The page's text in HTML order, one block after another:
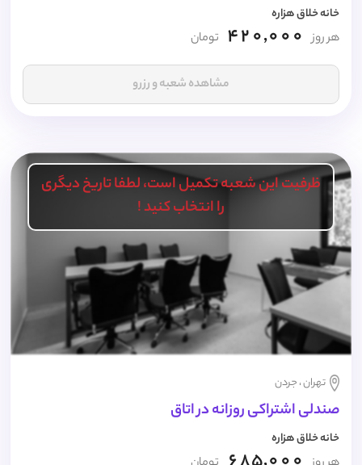
خانه خلاق هزاره
هر روز 420,000 تومان
مشاهده شعبه و رزرو
ظرفیت این شعبه تکمیل است، لطفا تاریخ دیگری
را انتخاب کنید !
تهران ، جردن
صندلی اشتراکی روزانه در اتاق
خانه خلاق هزاره